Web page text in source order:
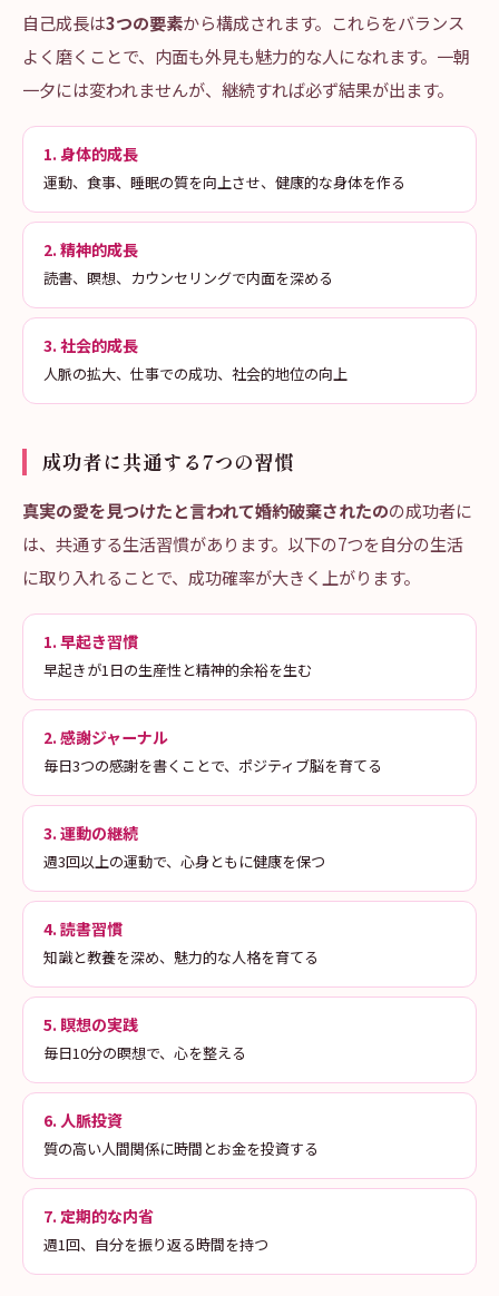
自己成長は3つの要素から構成されます。これらをバランス
よく磨くことで、内面も外見も魅力的な人になれます。一朝
一夕には変われませんが、継続すれば必ず結果が出ます。
1. 身体的成長
運動、食事、睡眠の質を向上させ、健康的な身体を作る
2. 精神的成長
読書、瞑想、カウンセリングで内面を深める
3. 社会的成長
人脈の拡大、仕事での成功、社会的地位の向上
成功者に共通する7つの習慣
真実の愛を見つけたと言われて婚約破棄されたのの成功者に
は、共通する生活習慣があります。以下の7つを自分の生活
に取り入れることで、成功確率が大きく上がります。
1. 早起き習慣
早起きが1日の生産性と精神的余裕を生む
2. 感謝ジャーナル
毎日3つの感謝を書くことで、ポジティブ脳を育てる
3. 運動の継続
週3回以上の運動で、心身ともに健康を保つ
4. 読書習慣
知識と教養を深め、魅力的な人格を育てる
5. 瞑想の実践
毎日10分の瞑想で、心を整える
6. 人脈投資
質の高い人間関係に時間とお金を投資する
7. 定期的な内省
週1回、自分を振り返る時間を持つ